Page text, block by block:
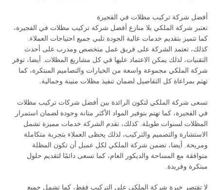
أفضل شركة تركيب مظلات في الفجيرة
تعتبر شركة الملكي بلا منازع أفضل شركة تركيب مظلات في الفجيرة،
كما تتميز بتقديم خدمات عالية الجودة تلبي جميع احتياجات العملاء.
كذلك، تعتمد الشركة على فريق عمل متخصص ومدرب على أحدث
التقنيات، لذلك يمكن الاعتماد عليها في كل مشاريع المظلات. أيضا، توفر
شركة الملكي مجموعة واسعة من الخيارات والتصاميم المبتكرة، كما
تهتم بمراعاة كل التفاصيل لضمان تنفيذ مظلات متينة وجمالية.
تسعى شركة الملكي لتكون الرائدة بين أفضل شركات تركيب مظلات
في الفجيرة، كما تهتم بتوفير المواد الأكثر متانة وجودة لضمان استمرار
المظلات لسنوات طويلة. كذلك، تقدم الشركة خدمات مميزة تشمل
الاستشارة والتصميم والتركيب، لذلك يحظى العملاء بتجربة متكاملة
ومريحة. أيضا، تضمن شركة الملكي لكل عميل أن تكون المظلة
متوافقة مع المساحة والديكور العام، كما تسعى دائمًا لتقديم حلول
مبتكرة وفريدة.
لا تقتصر خبرة شركة الملكي على التركيب فقط، كما تشمل جميع